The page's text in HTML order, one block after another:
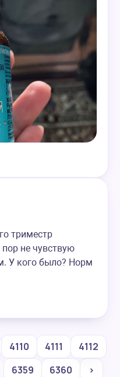
триместр
не чувствую
У кого было? Норм
4110 4111
4112
6359 6360 ›